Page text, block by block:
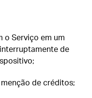
o Serviço em um
de
de créditos;